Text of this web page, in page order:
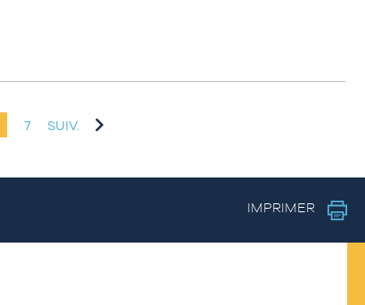
7 SUIV.
IMPRIMER